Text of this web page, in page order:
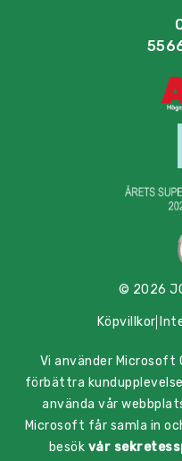
© 2026
Köpvillkor
Vi använder
förbättra
använda vår
Microsoft får samla in
besök vår